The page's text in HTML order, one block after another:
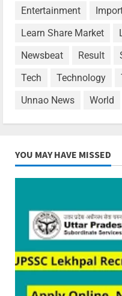
Entertainment
Learn Share Market
Newsbeat
Result
Tech
Technology
Unnao News
World
YOU MAY HAVE MISSED